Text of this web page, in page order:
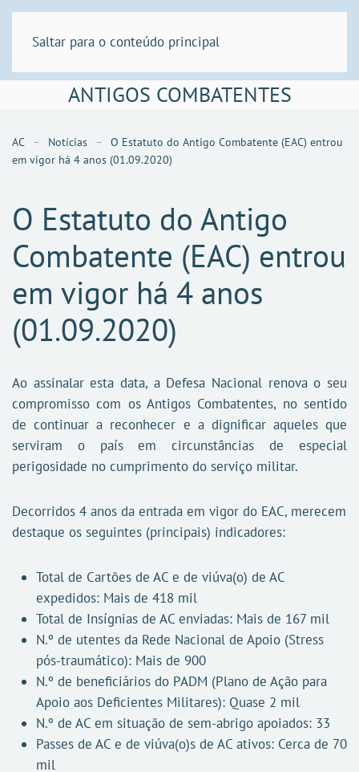
Saltar para o conteúdo principal
ANTIGOS COMBATENTES
AC Notícias
O Estatuto do Antigo Combatente (EAC) entrou
em vigor há 4 anos (01.09.2020)
O Estatuto do Antigo
Combatente (EAC) entrou
em vigor há 4 anos
(01.09.2020)
Ao assinalar esta data, a Defesa Nacional renova o seu
compromisso com os Antigos Combatentes, no sentido
de continuar a reconhecer e a dignificar aqueles que
serviram o país em circunstâncias de especial
perigosidade no cumprimento do serviço militar.
Decorridos 4 anos da entrada em vigor do EAC, merecem
destaque os seguintes (principais) indicadores:
Total de Cartões de AC e de viúva(o) de AC
expedidos: Mais de 418 mil
Total de Insígnias de AC enviadas: Mais de 167 mil
N.º de utentes da Rede Nacional de Apoio (Stress
pós-traumático): Mais de 900
N.º de beneficiários do PADM (Plano de Ação para
Apoio aos Deficientes Militares): Quase 2 mil
N.º de AC em situação de sem-abrigo apoiados: 33
Passes de AC e de viúva(o)s de AC ativos: Cerca de 70
mil